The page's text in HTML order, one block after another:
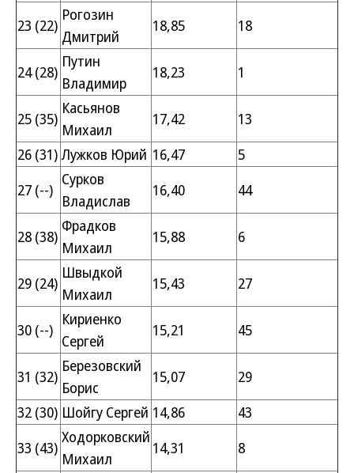
23 (22)
Рогозин
Дмитрий
18,85 18
24 (28)
Путин
Владимир
18,23 1
25 (35)
Касьянов
Михаил
17,42
13
26 (31) Лужков Юрий 16,47
5
27 (--)
Сурков
Владислав
16,40 44
28 (38)
Фрадков
Михаил
15,88 6
29 (24)
Швыдкой
Михаил
15,43 27
30 (--)
Кириенко
Сергей
15,21 45
31 (32)
Березовский
Борис
15,07
29
32 (30) Шойгу Сергей 14,86
43
33 (43)
Ходорковский
Михаил
14,31 8